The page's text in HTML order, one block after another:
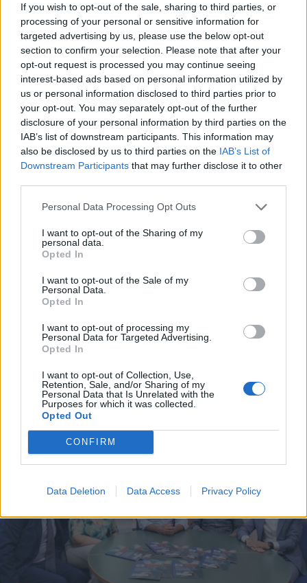
If you wish to opt-out of the sale, sharing to third parties, or
processing of your personal or sensitive information for
targeted advertising by us, please use the below opt-out
section to confirm your selection. Please note that after your
opt-out request is processed you may continue seeing
interest-based ads based on personal information utilized by
us or personal information disclosed to third parties prior to
your opt-out. You may separately opt-out of the further
disclosure of your personal information by third parties on the
IAB’s list of downstream participants. This information may
also be disclosed by us to third parties on the IAB’s List of
Downstream Participants that may further disclose it to other
Personal Data Processing Opt Outs
I want to opt-out of the Sharing of my
personal data.
Opted In
I want to opt-out of the Sale of my
Personal Data.
Opted In
I want to opt-out of processing my
Personal Data for Targeted Advertising.
Opted In
I want to opt-out of Collection, Use,
Retention, Sale, and/or Sharing of my
Personal Data that Is Unrelated with the
Purposes for which it was collected.
Opted Out
CONFIRM
Data Deletion Data Access Privacy Policy
Commenti
Accedioregistrati per commentare questo
articolo.
L'email è richiesta ma non verrà mostrata ai visitatori. Il contenuto di questo
commento esprime il pensiero dell'autore e non rappresenta la linea editoriale
di VareseNews.it, che rimane autonoma e indipendente. I messaggi inclusi nei
commenti non sono testi giornalistici, ma post inviati dai singoli lettori che
possono essere automaticamente pubblicati senza filtro preventivo. I commenti
che includano uno o più link a siti esterni verranno rimossi in automatico dal
sistema.
ALTRE NOTIZIE DI CASTELLANZA